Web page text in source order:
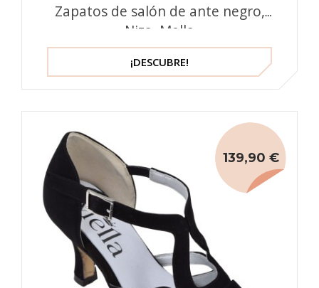
Zapatos de salón de ante negro,
Niza, Mella
¡DESCUBRE!
139,90 €